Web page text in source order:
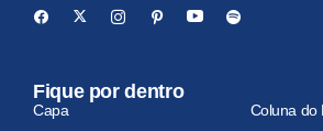
Fique por dentro
Capa
Coluna do